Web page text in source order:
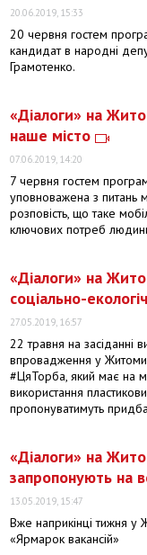
20.06.2019, 15:33
20 червня гостем
кандидат в народні
Грамотенко.
​«Діалоги» на
наше місто
07.06.2019, 14:20
7 червня гостем
уповноважена з питань
розповість, що таке
ключових потреб
«Діалоги» на
соціально-
27.05.2019, 16:57
22 травня на засіданні
впровадження у
#ЦяТорба, який має на
використання
пропонуватимуть
​«Діалоги» на
запропонують на
13.05.2019, 15:47
Вже наприкінці тижня
«Ярмарок вакансій»